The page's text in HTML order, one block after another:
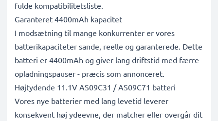
fulde kompatibilitetsliste.
Garanteret 4400mAh kapacitet
I modsætning til mange konkurrenter er vores
batterikapaciteter sande, reelle og garanterede. Dette
batteri er 4400mAh og giver lang driftstid med færre
opladningspauser - præcis som annonceret.
Højtydende 11.1V AS09C31 / AS09C71 batteri
Vores nye batterier med lang levetid leverer
konsekvent høj ydeevne, der matcher eller overgår dit